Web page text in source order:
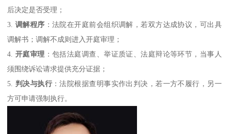
后决定是否受理；
3. 调解程序 ：法院在开庭前会组织调解，若双方达成协议，可出具
调解书；调解不成则进入开庭审理；
4. 开庭审理 ：包括法庭调查、举证质证、法庭辩论等环节，当事人
须围绕诉讼请求提供充分证据；
5. 判决与执行：法院根据查明事实作出判决，若一方不履行，另一
方可申请强制执行。